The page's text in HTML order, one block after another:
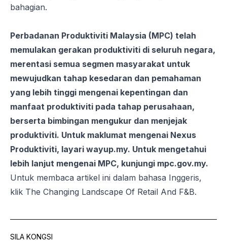
bahagian.
Perbadanan Produktiviti Malaysia (MPC) telah
memulakan gerakan produktiviti di seluruh negara,
merentasi semua segmen masyarakat untuk
mewujudkan tahap kesedaran dan pemahaman
yang lebih tinggi mengenai kepentingan dan
manfaat produktiviti pada tahap perusahaan,
berserta bimbingan mengukur dan menjejak
produktiviti. Untuk maklumat mengenai Nexus
Produktiviti, layari wayup.my. Untuk mengetahui
lebih lanjut mengenai MPC, kunjungi mpc.gov.my.
Untuk membaca artikel ini dalam bahasa Inggeris,
klik The Changing Landscape Of Retail And F&B.
SILA KONGSI